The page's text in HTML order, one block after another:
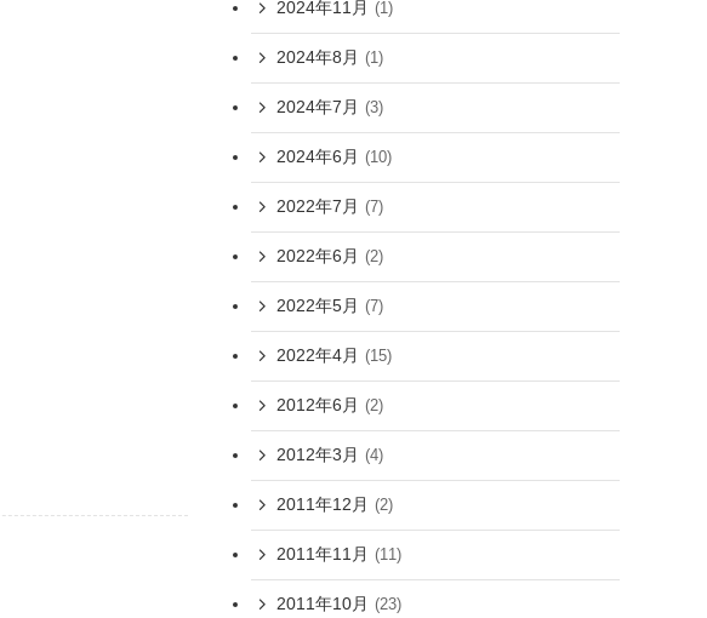
2024年11月 (1)
2024年8月 (1)
2024年7月 (3)
2024年6月 (10)
2022年7月 (7)
2022年6月 (2)
2022年5月 (7)
2022年4月 (15)
2012年6月 (2)
2012年3月 (4)
2011年12月 (2)
2011年11月 (11)
2011年10月 (23)